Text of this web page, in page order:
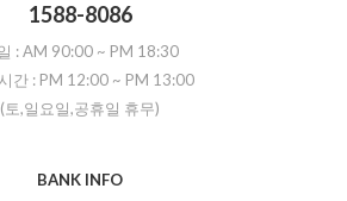
1588-8086
:AM 90:00 ~ PM 18:30
간 : PM 12:00~ PM 13:00
(토,일요일,공휴일 휴무)
BANK INFO